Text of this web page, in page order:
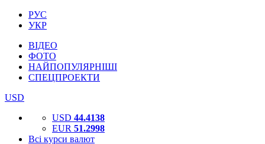
РУС
УКР
ВІДЕО
ФОТО
НАЙПОПУЛЯРНІШІ
СПЕЦПРОЕКТИ
USD
USD 44.4138
EUR 51.2998
Всі курси валют